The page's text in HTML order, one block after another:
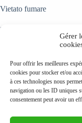
Gérer
Pour offrir les meilleures
cookies pour stocker et/ou
à ces technologies nous
navigation ou les ID uniques
consentement peut avoir un
Vietato fumare
La vostra prenotazione
per posta o e-mail
deposito del 25% del
Se si annulla la
nella misura in cui
manterrà il deposito pagato.
condizioni di soggiorno